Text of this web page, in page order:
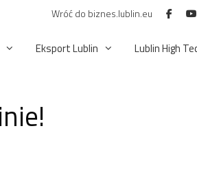
Wróć do biznes.lublin.eu
Eksport Lublin Lublin High